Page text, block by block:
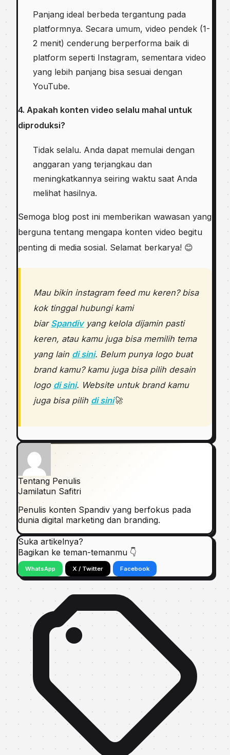
Panjang ideal berbeda tergantung pada
platformnya. Secara umum, video pendek (1-
2 menit) cenderung berperforma baik di
platform seperti Instagram, sementara video
yang lebih panjang bisa sesuai dengan
YouTube.
4. Apakah konten video selalu mahal untuk
diproduksi?
Tidak selalu. Anda dapat memulai dengan
anggaran yang terjangkau dan
meningkatkannya seiring waktu saat Anda
melihat hasilnya.
Semoga blog post ini memberikan wawasan yang
berguna tentang mengapa konten video begitu
penting di media sosial. Selamat berkarya! 😊
Mau bikin instagram feed mu keren? bisa
kok tinggal hubungi kami
biar Spandivyang kelola dijamin pasti
keren, atau kamu juga bisa memilih tema
yang lain di sini. Belum punya logo buat
brand kamu? kamu juga bisa pilih desain
logo di sini. Website untuk brand kamu
juga bisa pilih di sini🚀
Tentang Penulis
Jamilatun Safitri
Penulis konten Spandiv yang berfokus pada
dunia digital marketing dan branding.
Suka artikelnya?
Bagikan ke teman-temanmu 👇
WhatsApp X / Twitter Facebook